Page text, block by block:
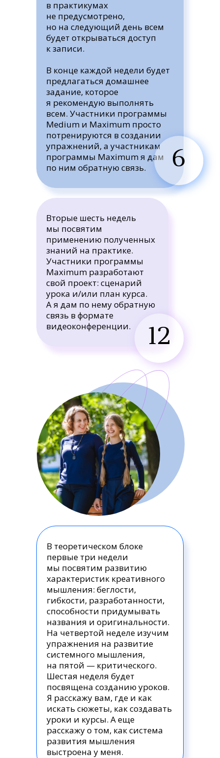
Вторые шесть недель
мы посвятим
применению полученных
знаний на практике.
Участники программы
Maximum разработают
свой проект: сценарий
урока и/или план курса.
А я дам по нему обратную
связь в формате
видеоконференции.
В теоретическом блоке
первые три недели
мы посвятим развитию
характеристик креативного
мышления: беглости,
гибкости, разработанности,
способности придумывать
названия и оригинальности.
На четвертой неделе изучим
упражнения на развитие
системного мышления,
на пятой — критического.
Шестая неделя будет
посвящена созданию уроков.
Я расскажу вам, где и как
искать сюжеты, как создавать
уроки и курсы. А еще
расскажу о том, как система
развития мышления
выстроена у меня.
в практикумах
не предусмотрено,
но на следующий день всем
будет открываться доступ
к записи.
В конце каждой недели будет
предлагаться домашнее
задание, которое
я рекомендую выполнять
всем. Участники программы
Medium и Maximum просто
потренируются в создании
упражнений, а участникам
программы Maximum я дам
по ним обратную связь.
12
6